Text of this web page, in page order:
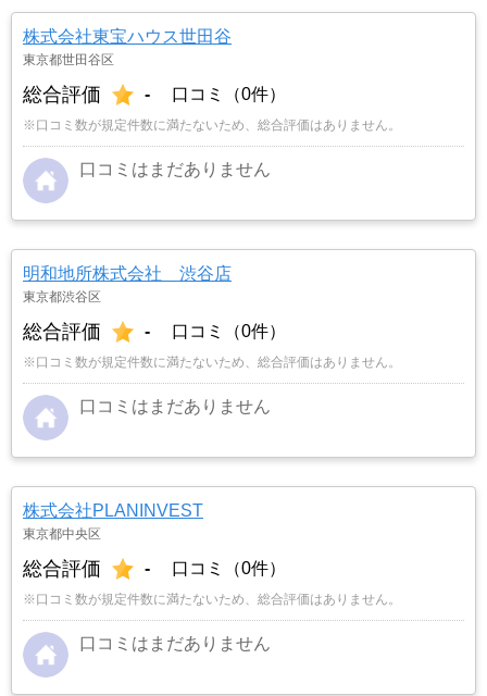
株式会社東宝ハウス世田谷
東京都世田谷区
総合評価 - 口コミ（0件）
※口コミ数が規定件数に満たないため、総合評価はありません。
口コミはまだありません
明和地所株式会社 渋谷店
東京都渋谷区
総合評価 - 口コミ（0件）
※口コミ数が規定件数に満たないため、総合評価はありません。
口コミはまだありません
株式会社PLANINVEST
東京都中央区
総合評価 - 口コミ（0件）
※口コミ数が規定件数に満たないため、総合評価はありません。
口コミはまだありません